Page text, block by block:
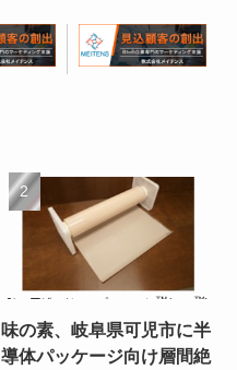
味の素、岐阜県可児市に半
導体パッケージ向け層間絶